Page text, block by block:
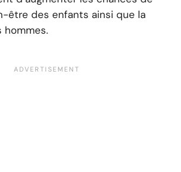
être des enfants ainsi que la